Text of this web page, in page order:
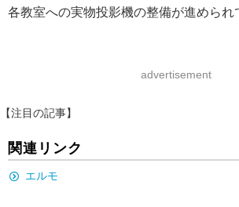
各教室への実物投影機の整備が進められ
advertisement
【注目の記事】
関連リンク
エルモ